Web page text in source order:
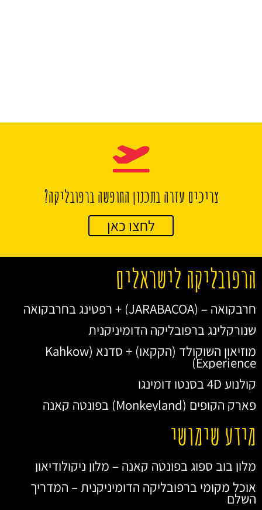
צריכים עזרה בתכנון החופשה ברפובליקה?
לחצו כאן
הרפובליקה לישראלים
חרבקואה – (JARABACOA) + רפטינג בחרבקואה
שנורקלינג ברפובליקה הדומיניקנית
מוזיאון השוקולד (הקקאו) + סדנא (Kahkow
Experience)
קולנוע 4D בסנטו דומינגו
פארק הקופים (Monkeyland) בפונטה קאנה
מידע שימושי
מלון בוב ספוג בפונטה קאנה – מלון ניקולודיאון
אוכל מקומי ברפובליקה הדומיניקנית – המדריך
השלם